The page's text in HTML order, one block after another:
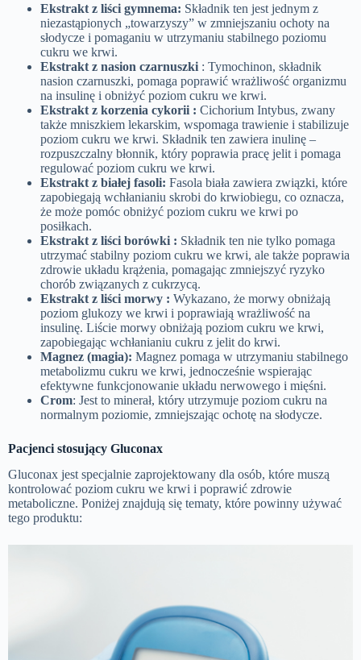
Ekstrakt z liści gymnema: Składnik ten jest jednym z
niezastąpionych „towarzyszy” w zmniejszaniu ochoty na
słodycze i pomaganiu w utrzymaniu stabilnego poziomu
cukru we krwi.
Ekstrakt z nasion czarnuszki : Tymochinon, składnik
nasion czarnuszki, pomaga poprawić wrażliwość organizmu
na insulinę i obniżyć poziom cukru we krwi.
Ekstrakt z korzenia cykorii : Cichorium Intybus, zwany
także mniszkiem lekarskim, wspomaga trawienie i stabilizuje
poziom cukru we krwi. Składnik ten zawiera inulinę –
rozpuszczalny błonnik, który poprawia pracę jelit i pomaga
regulować poziom cukru we krwi.
Ekstrakt z białej fasoli: Fasola biała zawiera związki, które
zapobiegają wchłanianiu skrobi do krwiobiegu, co oznacza,
że ​​może pomóc obniżyć poziom cukru we krwi po
posiłkach.
Ekstrakt z liści borówki : Składnik ten nie tylko pomaga
utrzymać stabilny poziom cukru we krwi, ale także poprawia
zdrowie układu krążenia, pomagając zmniejszyć ryzyko
chorób związanych z cukrzycą.
Ekstrakt z liści morwy : Wykazano, że morwy obniżają
poziom glukozy we krwi i poprawiają wrażliwość na
insulinę. Liście morwy obniżają poziom cukru we krwi,
zapobiegając wchłanianiu cukru z jelit do krwi.
Magnez (magia): Magnez pomaga w utrzymaniu stabilnego
metabolizmu cukru we krwi, jednocześnie wspierając
efektywne funkcjonowanie układu nerwowego i mięśni.
Crom: Jest to minerał, który utrzymuje poziom cukru na
normalnym poziomie, zmniejszając ochotę na słodycze.
Pacjenci stosujący Gluconax
Gluconax jest specjalnie zaprojektowany dla osób, które muszą
kontrolować poziom cukru we krwi i poprawić zdrowie
metaboliczne. Poniżej znajdują się tematy, które powinny używać
tego produktu: